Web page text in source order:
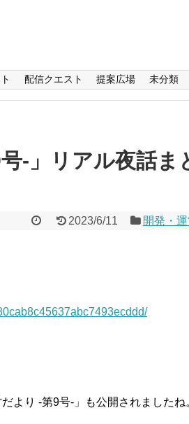
配信クエスト 提案広場 未分類
-」リアル夜話ま
2023/6/11 開発・
より -第9号-」も公開されましたね